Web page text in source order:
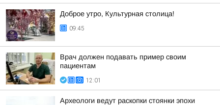
Доброе утро, Культурная столица!
09:45
Врач должен подавать пример своим
пациентам
12:01
Археологи ведут раскопки стоянки эпохи